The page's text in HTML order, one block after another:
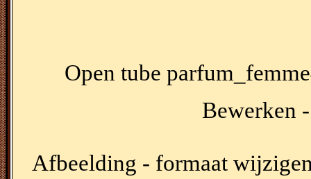
Open tube
Bewerken
Afbeelding - formaat